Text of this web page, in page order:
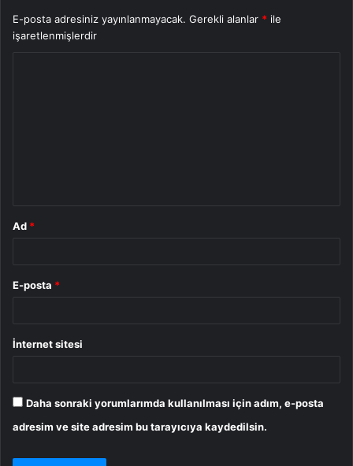
E-posta adresiniz yayınlanmayacak. Gerekli alanlar * ile
işaretlenmişlerdir
Ad *
E-posta *
İnternet sitesi
Daha sonraki yorumlarımda kullanılması için adım, e-posta
adresim ve site adresim bu tarayıcıya kaydedilsin.